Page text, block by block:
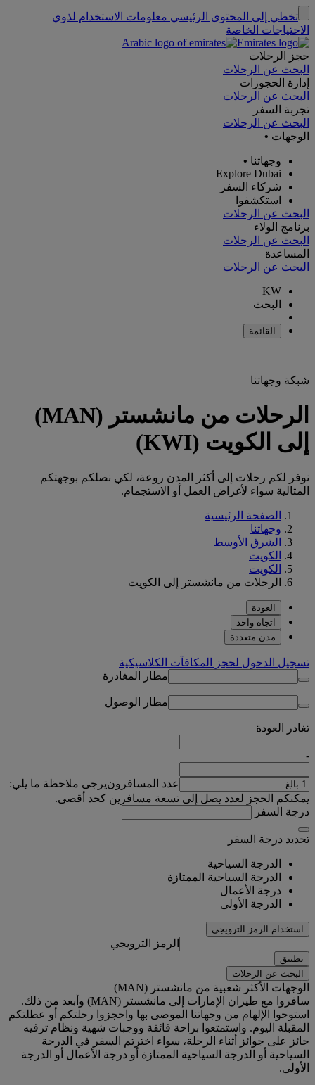
تخطي إلى المحتوى الرئيسي معلومات الاستخدام لذوي
الاحتياجات الخاصة
حجز الرحلات
البحث عن الرحلات
إدارة الحجوزات
البحث عن الرحلات
تجربة السفر
البحث عن الرحلات
الوجهات •
وجهاتنا •
Explore Dubai
شركاء السفر
استكشفوا
البحث عن الرحلات
برنامج الولاء
البحث عن الرحلات
المساعدة
البحث عن الرحلات
KW
البحث
القائمة
شبكة وجهاتنا
الرحلات من مانشستر (MAN)
إلى الكويت (KWI)
نوفر لكم رحلات إلى أكثر المدن روعة، لكي نصلكم بوجهتكم
المثالية سواء لأغراض العمل أو الاستجمام.
الصفحة الرئيسية
وجهاتنا
الشرق الأوسط
الكويت
الكويت
الرحلات من مانشستر إلى الكويت
العودة
اتجاه واحد
مدن متعددة
تسجيل الدخول لحجز المكافآت الكلاسيكية
مطار المغادرة
مطار الوصول
تغادر العودة
-
عدد المسافرونيرجى ملاحظة ما يلي:
يمكنكم الحجز لعدد يصل إلى تسعة مسافرين كحد أقصى.
درجة السفر
تحديد درجة السفر
الدرجة السياحية
الدرجة السياحية الممتازة
درجة الأعمال
الدرجة الأولى
استخدام الرمز الترويجي
الرمز الترويجي
تطبيق
البحث عن الرحلات
الوجهات الأكثر شعبية من مانشستر (MAN)
سافروا مع طيران الإمارات إلى مانشستر (MAN) وأبعد من ذلك.
استوحوا الإلهام من وجهاتنا الموصى بها واحجزوا رحلتكم أو عطلتكم
المقبلة اليوم. واستمتعوا براحة فائقة ووجبات شهية ونظام ترفيه
حائز على جوائز أثناء الرحلة، سواء اخترتم السفر في الدرجة
السياحية أو الدرجة السياحية الممتازة أو درجة الأعمال أو الدرجة
الأولى.